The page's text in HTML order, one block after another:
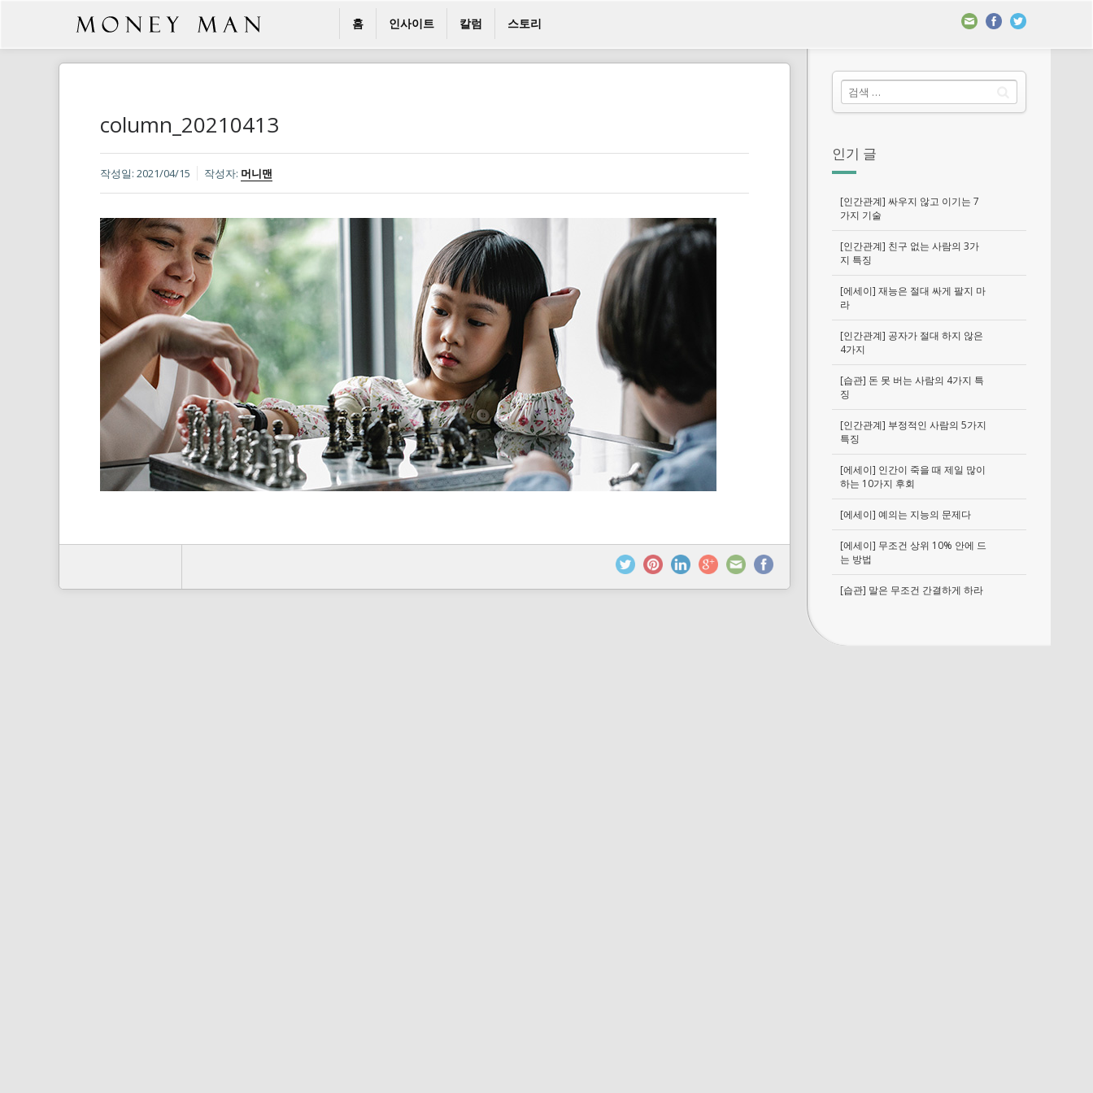
홈 인사이트 칼럼 스토리
인기 글
[인간관계] 싸우지 않고 이기는 7
가지 기술
[인간관계] 친구 없는 사람의 3가
지 특징
[에세이] 재능은 절대 싸게 팔지 마
라
[인간관계] 공자가 절대 하지 않은
4가지
[습관] 돈 못 버는 사람의 4가지 특
징
[인간관계] 부정적인 사람의 5가지
특징
[에세이] 인간이 죽을 때 제일 많이
하는 10가지 후회
[에세이] 예의는 지능의 문제다
[에세이] 무조건 상위 10% 안에 드
는 방법
[습관] 말은 무조건 간결하게 하라
column_20210413
작성일: 2021/04/15 작성자: 머니맨